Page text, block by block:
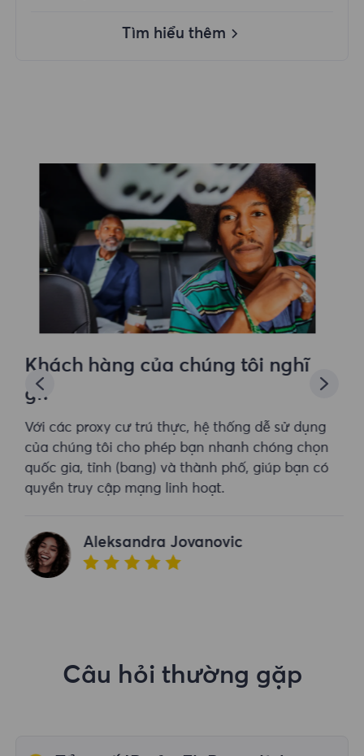
Tìm hiểu thêm
Khách hàng của chúng tôi nghĩ
gì?
Với các proxy cư trú thực, hệ thống dễ sử dụng
của chúng tôi cho phép bạn nhanh chóng chọn
quốc gia, tỉnh (bang) và thành phố, giúp bạn có
quyền truy cập mạng linh hoạt.
Aleksandra Jovanovic
Câu hỏi thường gặp